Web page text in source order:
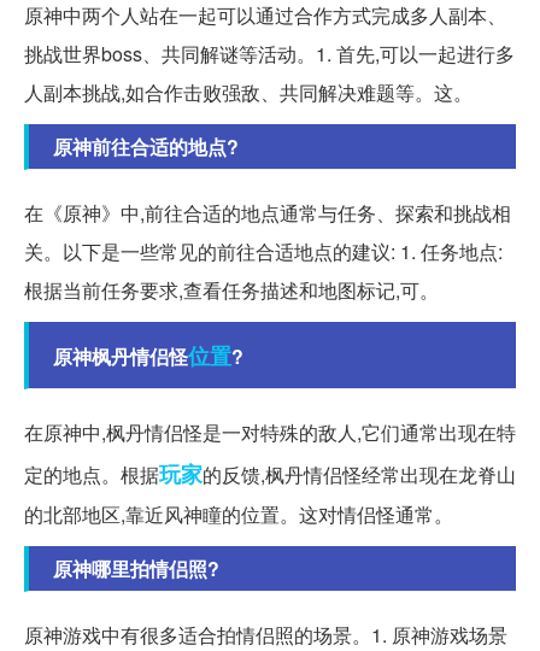
原神中两个人站在一起可以通过合作方式完成多人副本、
挑战世界boss、共同解谜等活动。1. 首先,可以一起进行多
人副本挑战,如合作击败强敌、共同解决难题等。这。
原神前往合适的地点?
在《原神》中,前往合适的地点通常与任务、探索和挑战相
关。以下是一些常见的前往合适地点的建议: 1. 任务地点:
根据当前任务要求,查看任务描述和地图标记,可。
原神枫丹情侣怪位置?
在原神中,枫丹情侣怪是一对特殊的敌人,它们通常出现在特
定的地点。根据玩家的反馈,枫丹情侣怪经常出现在龙脊山
的北部地区,靠近风神瞳的位置。这对情侣怪通常。
原神哪里拍情侣照?
原神游戏中有很多适合拍情侣照的场景。1. 原神游戏场景